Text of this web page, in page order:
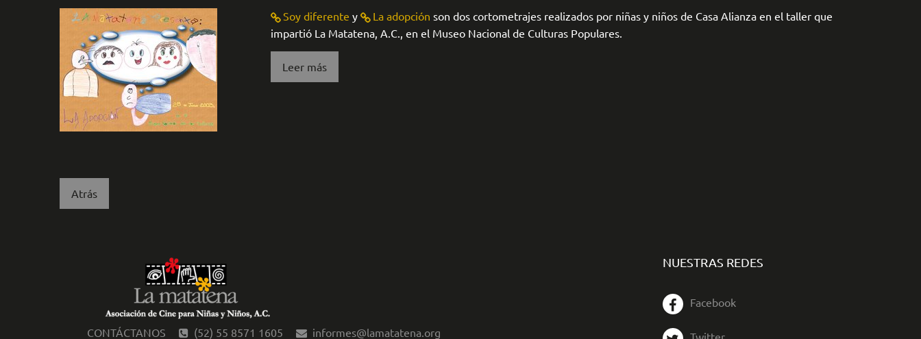
Soy diferente y La adopción son dos cortometrajes realizados por niñas y niños de Casa Alianza en el taller que
impartió La Matatena, A.C., en el Museo Nacional de Culturas Populares.
Leer más
Atrás
CONTÁCTANOS (52) 55 8571 1605 informes@lamatatena.org
NUESTRAS REDES
Facebook